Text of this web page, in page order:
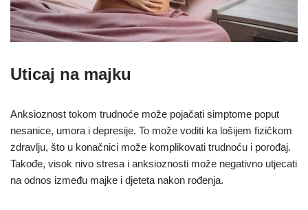
Uticaj na majku
Anksioznost tokom trudnoće može pojačati simptome poput
nesanice, umora i depresije. To može voditi ka lošijem fizičkom
zdravlju, što u konačnici može komplikovati trudnoću i porođaj.
Takođe, visok nivo stresa i anksioznosti može negativno utjecati
na odnos između majke i djeteta nakon rođenja.